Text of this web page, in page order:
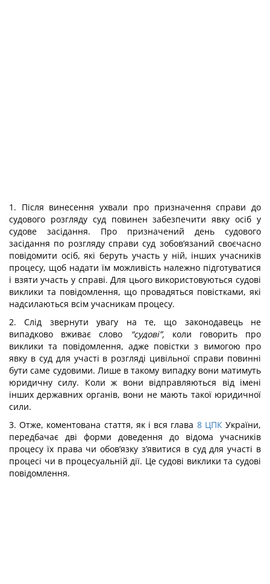
1. Після винесення ухвали про призначення справи до
судового розгляду суд повинен забезпечити явку осіб у
судове засідання. Про призначений день судового
засідання по розгляду справи суд зобов’язаний своєчасно
повідомити осіб, які беруть участь у ній, інших учасників
процесу, щоб надати їм можливість належно підготуватися
і взяти участь у справі. Для цього використовуються судові
виклики та повідомлення, що провадяться повістками, які
надсилаються всім учасникам процесу.
2. Слід звернути увагу на те, що законодавець не
випадково вживає слово
“судові”, коли говорить про
виклики та повідомлення, адже повістки з вимогою про
явку в суд для участі в розгляді цивільної справи повинні
бути саме судовими. Лише в такому випадку вони матимуть
юридичну силу. Коли ж вони відправляються від імені
інших державних органів, вони не мають такої юридичної
сили.
3. Отже, коментована стаття, як і вся глава 8 ЦПКУкраїни,
передбачає дві форми доведення до відома учасників
процесу їх права чи обов’язку з’явитися в суд для участі в
процесі чи в процесуальній дії. Це судові виклики та судові
повідомлення.